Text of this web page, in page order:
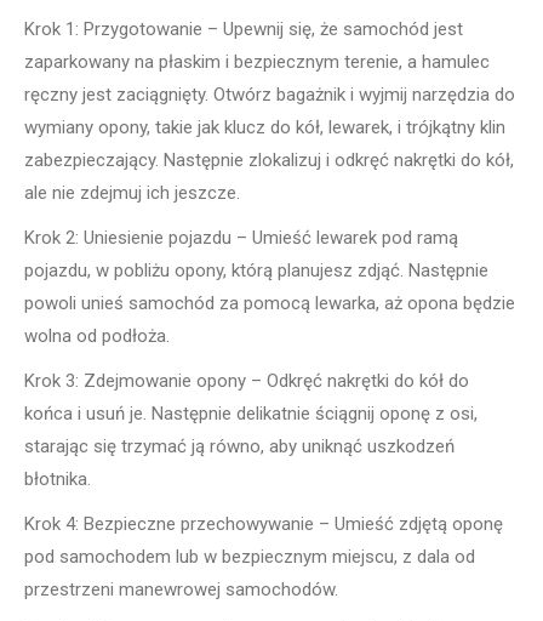
Krok 1: Przygotowanie – Upewnij się, że samochód jest
zaparkowany na płaskim i bezpiecznym terenie, a hamulec
ręczny jest zaciągnięty. Otwórz bagażnik i wyjmij narzędzia do
wymiany opony, takie jak klucz do kół, lewarek, i trójkątny klin
zabezpieczający. Następnie zlokalizuj i odkręć nakrętki do kół,
ale nie zdejmuj ich jeszcze.
Krok 2: Uniesienie pojazdu – Umieść lewarek pod ramą
pojazdu, w pobliżu opony, którą planujesz zdjąć. Następnie
powoli unieś samochód za pomocą lewarka, aż opona będzie
wolna od podłoża.
Krok 3: Zdejmowanie opony – Odkręć nakrętki do kół do
końca i usuń je. Następnie delikatnie ściągnij oponę z osi,
starając się trzymać ją równo, aby uniknąć uszkodzeń
błotnika.
Krok 4: Bezpieczne przechowywanie – Umieść zdjętą oponę
pod samochodem lub w bezpiecznym miejscu, z dala od
przestrzeni manewrowej samochodów.